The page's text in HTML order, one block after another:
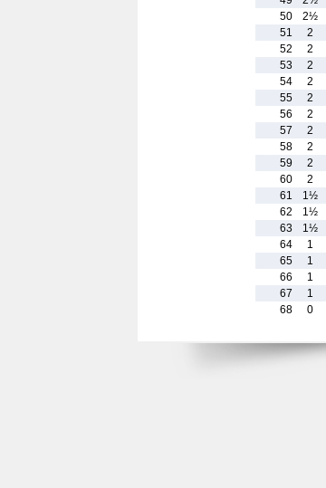
50
2½
51
2
52
2
53
2
54
2
55
2
56
2
57
2
58
2
59
2
60
2
61
1½
62
1½
63
1½
64
1
65
1
66
1
67
1
68
0